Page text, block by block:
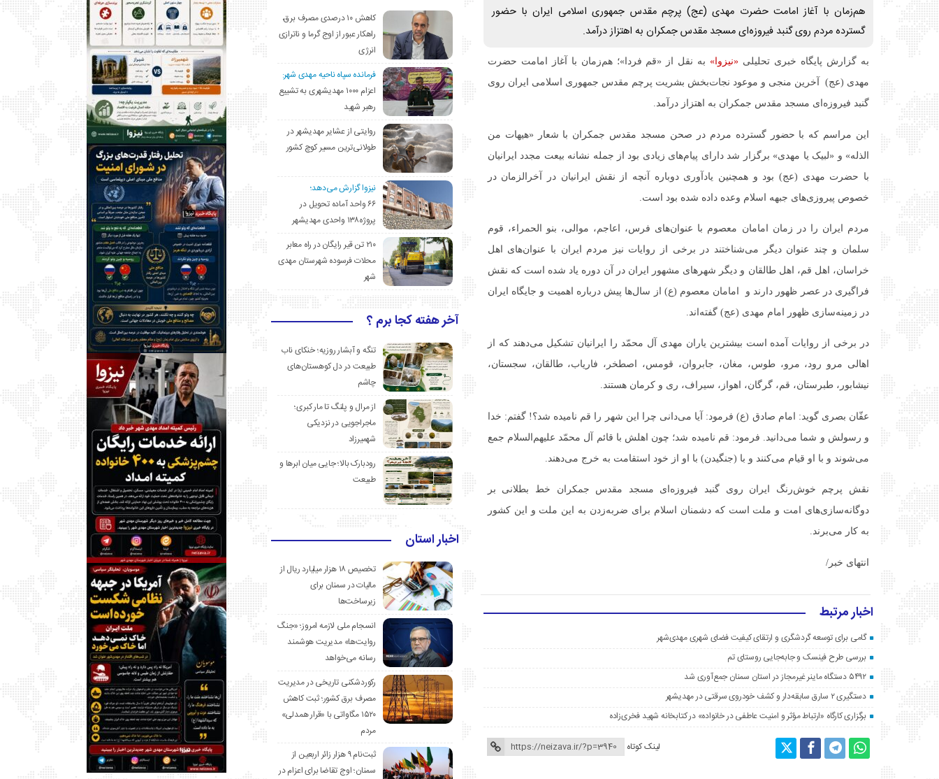
هم‌زمان با آغاز امامت حضرت مهدی (عج) پرچم مقدس جمهوری اسلامی ایران با حضور
گسترده مردم روی گنبد فیروزه‌ای مسجد مقدس جمکران به اهتزاز درآمد.
به گزارش پایگاه خبری تحلیلی «نیزوا»به نقل از «قم فردا»؛ هم‌زمان با آغاز امامت حضرت
مهدی (عج) آخرین منجی و موعود نجات‌بخش بشریت پرچم مقدس جمهوری اسلامی ایران روی
گنبد فیروزه‌ای مسجد مقدس جمکران به اهتزاز درآمد.
این مراسم که با حضور گسترده مردم در صحن مسجد مقدس جمکران با شعار «هیهات من
الذله» و «لبیک یا مهدی» برگزار شد دارای پیام‌های زیادی بود از جمله‌ نشانه بیعت مجدد ایرانیان
با حضرت مهدی (عج) بود و همچنین یادآوری دوباره آنچه از نقش ایرانیان در آخرالزمان در
خصوص پیروزی‌های جبهه اسلام وعده داده شده بود است‌.
مردم ایران را در زمان امامان معصوم با عنوان‌های فرس، اعاجم، موالی، بنو الحمراء، قوم
سلمان و چند عنوان دیگر می‌شناختند در برخی از روایات نیز مردم ایران با عنوان‌های اهل
خراسان، اهل قم، اهل طالقان و دیگر شهرهای مشهور ایران در آن دوره یاد شده است که نقش
فراگیری در عصر ظهور دارند و امامان معصوم (ع) از سال‌ها پیش درباره اهمیت و جایگاه ایران
در زمینه‌سازی ظهور امام مهدی (عج) گفته‌اند.
در برخی از روایات آمده است بیشترین یاران مهدی آل محمّد را ایرانیان تشکیل می‌دهند که از
اهالی مرو رود، مرو، طوس، مغان، جابروان، قومس، اصطخر، فاریاب، طالقان، سجستان،
نیشابور، طبرستان، قم، گرگان، اهواز، سیراف، ری و کرمان هستند.
عفّان بصری گوید: امام صادق (ع) فرمود: آیا می‌دانی چرا این شهر را قم نامیده شد؟! گفتم: خدا
و رسولش و شما می‌دانید. فرمود: قم نامیده شد؛ چون اهلش با قائم آل محمّد علیهم‌السلام جمع
می‌شوند و با او قیام می‌کنند و با (جنگیدن) با او از خود استقامت به خرج می‌دهند.
نقش پرچم خوش‌رنگ ایران روی گنبد فیروزه‌ای مسجد مقدس جمکران خط بطلانی بر
دوگانه‌سازی‌های امت و ملت است که دشمنان اسلام برای ضربه‌زدن به این ملت و این کشور
به کار می‌برند.
انتهای خبر/
اخبار مرتبط
گامی برای توسعه گردشگری و ارتقای کیفیت فضای شهری مهدی‌شهر
بررسی طرح فینسک و جابه‌جایی روستای تم
۵۴۹۲ دستگاه ماینر غیرمجاز در استان سمنان جمع‌آوری شد
دستگیری ۲ سارق سابقه‌دار و کشف خودروی سرقتی در مهدیشهر
برگزاری کارگاه «ارتباط مؤثر و امنیت عاطفی در خانواده» در کتابخانه شهید فخری‌زاده
لینک کوتاه
کاهش ۱۰ درصدی مصرف برق،
راهکار عبور از اوج گرما و ناترازی
انرژی
فرمانده سپاه ناحیه مهدی شهر:
اعزام ۱۰۰۰ مهدیشهری به تشییع
رهبر شهید
روایتی از عشایر مهدیشهر در
طولانی‌ترین مسیر کوچ کشور
نیزوا گزارش می‌دهد؛
۶۶ واحد آماده تحویل در
پروژه۱۳۸ واحدی مهدیشهر
۲۱۰ تن قیر رایگان در راه معابر
محلات فرسوده شهرستان مهدی
شهر
آخر هفته کجا برم ؟
تنگه و آبشار روزیه؛ خنکای ناب
طبیعت در دل کوهستان‌های
چاشم
از مرال و پلنگ تا مار کبری؛
ماجراجویی در نزدیکی
شهمیرزاد
رودبارک بالا؛ جایی میان ابرها و
طبیعت
اخبار استان
تخصیص ۱۸ هزار میلیارد ریال از
مالیات در سمنان برای
زیرساخت‌ها
انسجام ملی لازمه امروز؛ «جنگ
روایت‌ها» مدیریت هوشمند
رسانه می‌خواهد
رکوردشکنی تاریخی در مدیریت
مصرف برق کشور؛ ثبت کاهش
۱۵۲۰ مگاواتی با «قرار همدلی»
مردم
ثبت‌نام ۹ هزار زائر اربعین از
سمنان؛ اوج تقاضا برای اعزام در